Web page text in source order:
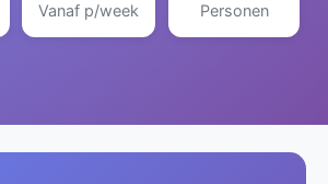
Vanaf p/week Personen